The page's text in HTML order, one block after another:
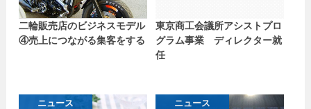
二輪販売店のビジネスモデル
④売上につながる集客をする
東京商工会議所アシストプロ
グラム事業 ディレクター就
任
ニュース ニュース